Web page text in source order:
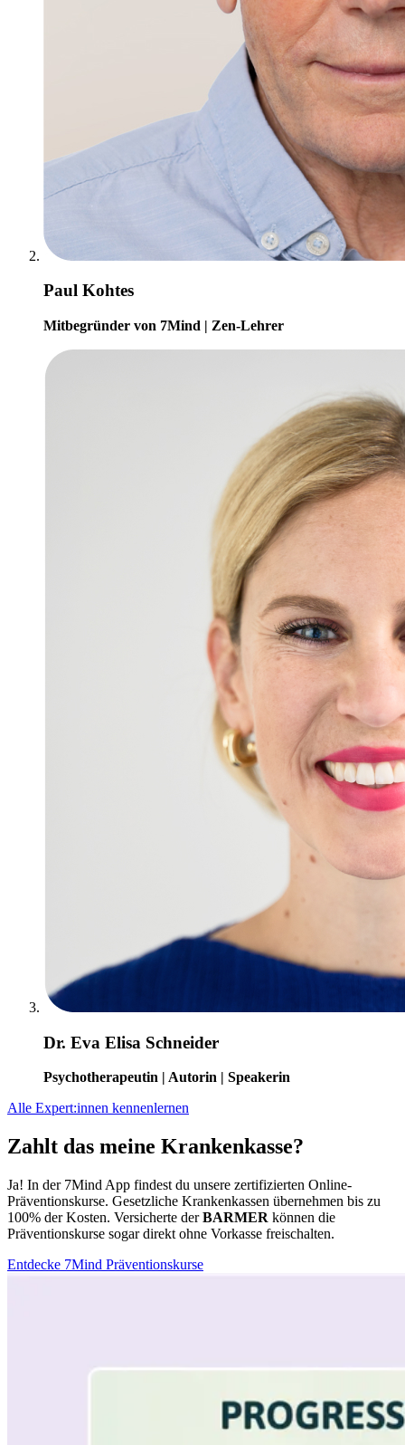
Paul Kohtes
Mitbegründer von 7Mind | Zen-Lehrer
Dr. Eva Elisa Schneider
Psychotherapeutin | Autorin | Speakerin
Alle Expert:innen kennenlernen
Zahlt das meine Krankenkasse?
Ja! In der 7Mind App findest du unsere zertifizierten Online-
Präventionskurse. Gesetzliche Krankenkassen übernehmen bis zu
100% der Kosten. Versicherte derBARMER können die
Präventionskurse sogar direkt ohne Vorkasse freischalten.
Entdecke 7Mind Präventionskurse